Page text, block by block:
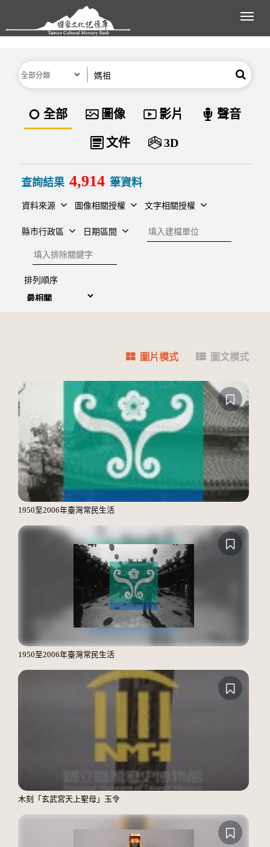
跳到主要內容區塊
展
分類 搜尋
資料類型
全部 圖像 影片 聲音
文件 3D
查詢結果 4,914 筆資料
資料來源 圖像相關授權 文字相關授權
縣市行政區 日期區間
建檔單位
排除關鍵字
排列順序
圖片模式 圖文模式
1950至2006年臺灣常民生活
1950至2006年臺灣常民生活
木刻「玄武宮天上聖母」玉令